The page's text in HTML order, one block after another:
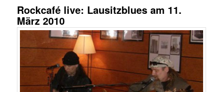
Rockcafé live: Lausitzblues am 11.
März 2010